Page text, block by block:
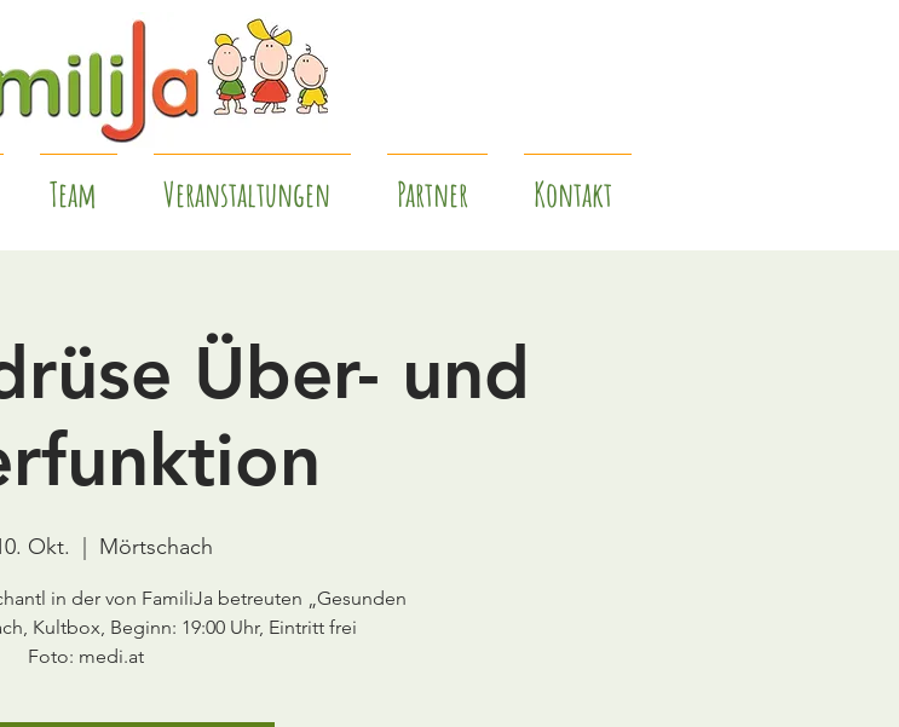
Team Veranstaltungen Partner Kontakt
Über- und
Okt. Mörtschach
in der von FamiliJa betreuten „Gesunden
Kultbox, Beginn: 19:00 Uhr, Eintritt frei